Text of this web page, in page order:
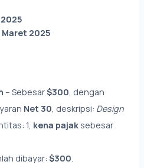
Maret 2025
– Sebesar$300, dengan
Net 30, deskripsi: Design
1, kena pajak sebesar
dibayar:$300.